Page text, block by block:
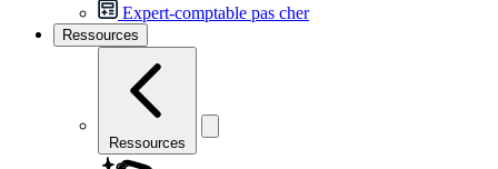
Expert-comptable pas cher
Ressources
Ressources